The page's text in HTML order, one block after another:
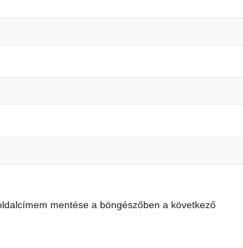
mentése a böngészőben a következő